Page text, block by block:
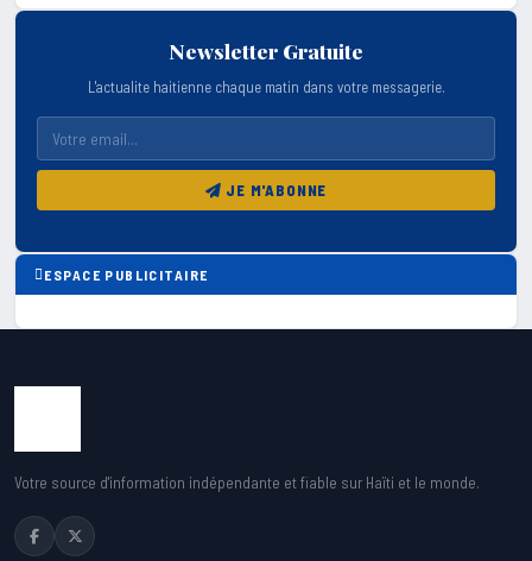
Newsletter Gratuite
L'actualite haitienne chaque matin dans votre messagerie.
JE M'ABONNE
ESPACE PUBLICITAIRE
Votre source d'information indépendante et fiable sur Haïti et le monde.